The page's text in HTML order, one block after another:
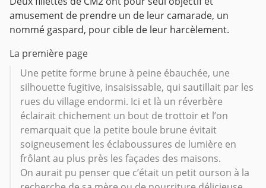
amusement de prendre un de leur camarade, un
nommé gaspard, pour cible de leur harcèlement.
La première page
Une petite forme brune à peine ébauchée, une
silhouette fugitive, insaisissable, qui sautillait par les
rues du village endormi. Ici et là un réverbère
éclairait chichement un bout de trottoir et l’on
remarquait que la petite boule brune évitait
soigneusement les éclaboussures de lumière en
frôlant au plus près les façades des maisons.
On aurait pu penser que c’était un petit ourson à la